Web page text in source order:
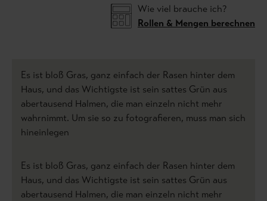
Wie viel brauche ich?
Rollen & Mengen berechnen
Es ist bloß Gras, ganz einfach der Rasen hinter dem
Haus, und das Wichtigste ist sein sattes Grün aus
abertausend Halmen, die man einzeln nicht mehr
wahrnimmt. Um sie so zu fotografieren, muss man sich
hineinlegen
Es ist bloß Gras, ganz einfach der Rasen hinter dem
Haus, und das Wichtigste ist sein sattes Grün aus
abertausend Halmen, die man einzeln nicht mehr